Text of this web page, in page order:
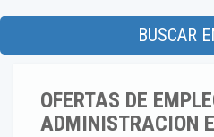
BUSCAR
OFERTAS DE
ADMINISTRACION